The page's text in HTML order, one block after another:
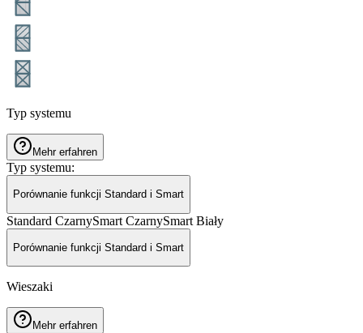
Typ systemu
Mehr erfahren
Typ systemu:
Porównanie funkcji Standard i Smart
Standard CzarnySmart CzarnySmart Biały
Porównanie funkcji Standard i Smart
Wieszaki
Mehr erfahren